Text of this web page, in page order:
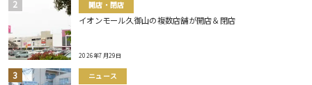
開店・閉店
イオンモール久御山の複数店舗が開店＆閉店
2026年7月29日
ニュース